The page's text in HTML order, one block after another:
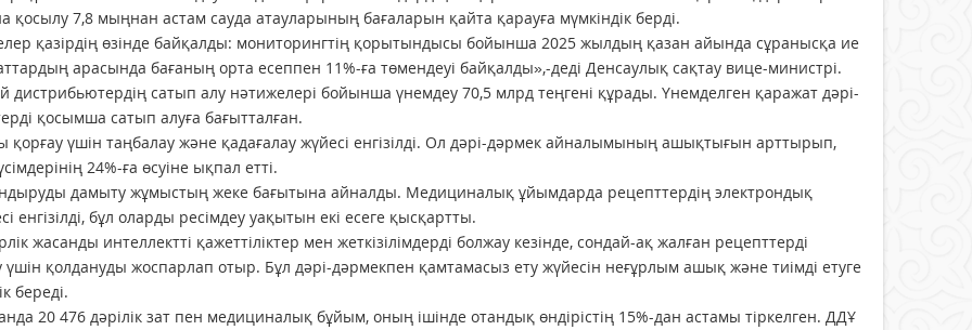
қосылу 7,8 мыңнан астам сауда атауларының бағаларын қайта қарауға мүмкіндік берді.
қазірдің өзінде байқалды: мониторингтің қорытындысы бойынша 2025 жылдың қазан айында сұранысқа ие
арасында бағаның орта есеппен 11%-ға төмендеуі байқалды»,-деді Денсаулық сақтау вице-министрі.
дистрибьютердің сатып алу нәтижелері бойынша үнемдеу 70,5 млрд теңгені құрады. Үнемделген қаражат дәрі-
қосымша сатып алуға бағытталған.
қорғау үшін таңбалау және қадағалау жүйесі енгізілді. Ол дәрі-дәрмек айналымының ашықтығын арттырып,
24%-ға өсуіне ықпал етті.
дамыту жұмыстың жеке бағытына айналды. Медициналық ұйымдарда рецепттердің электрондық
енгізілді, бұл оларды ресімдеу уақытын екі есеге қысқартты.
жасанды интеллектті қажеттіліктер мен жеткізілімдерді болжау кезінде, сондай-ақ жалған рецепттерді
үшін қолдануды жоспарлап отыр. Бұл дәрі-дәрмекпен қамтамасыз ету жүйесін неғұрлым ашық және тиімді етуге
береді.
20 476 дәрілік зат пен медициналық бұйым, оның ішінде отандық өндірістің 15%-дан астамы тіркелген. ДДҰ